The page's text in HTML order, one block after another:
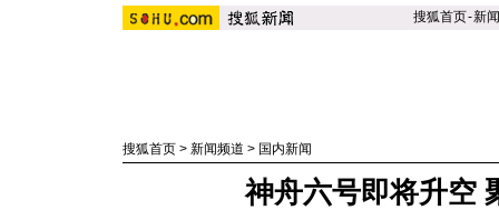
搜狐首页-新闻
搜狐首页 > 新闻频道 > 国内新闻
神舟六号即将升空